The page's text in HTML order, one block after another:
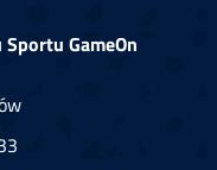
GameOn